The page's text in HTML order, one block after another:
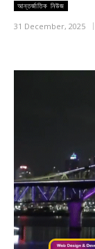
আন্তর্জাতিক নিউজ
31 December, 2025